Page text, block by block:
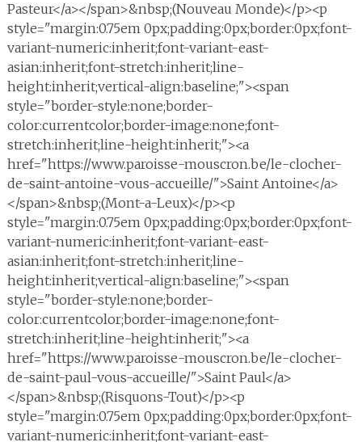
Pasteur</a></span>&nbsp;(Nouveau Monde)</p><p
style="margin:0.75em 0px;padding:0px;border:0px;font-
variant-numeric:inherit;font-variant-east-
asian:inherit;font-stretch:inherit;line-
height:inherit;vertical-align:baseline;"><span
style="border-style:none;border-
color:currentcolor;border-image:none;font-
stretch:inherit;line-height:inherit;"><a
href="https://www.paroisse-mouscron.be/le-clocher-
de-saint-antoine-vous-accueille/">Saint Antoine</a>
</span>&nbsp;(Mont-a-Leux)</p><p
style="margin:0.75em 0px;padding:0px;border:0px;font-
variant-numeric:inherit;font-variant-east-
asian:inherit;font-stretch:inherit;line-
height:inherit;vertical-align:baseline;"><span
style="border-style:none;border-
color:currentcolor;border-image:none;font-
stretch:inherit;line-height:inherit;"><a
href="https://www.paroisse-mouscron.be/le-clocher-
de-saint-paul-vous-accueille/">Saint Paul</a>
</span>&nbsp;(Risquons-Tout)</p><p
style="margin:0.75em 0px;padding:0px;border:0px;font-
variant-numeric:inherit;font-variant-east-